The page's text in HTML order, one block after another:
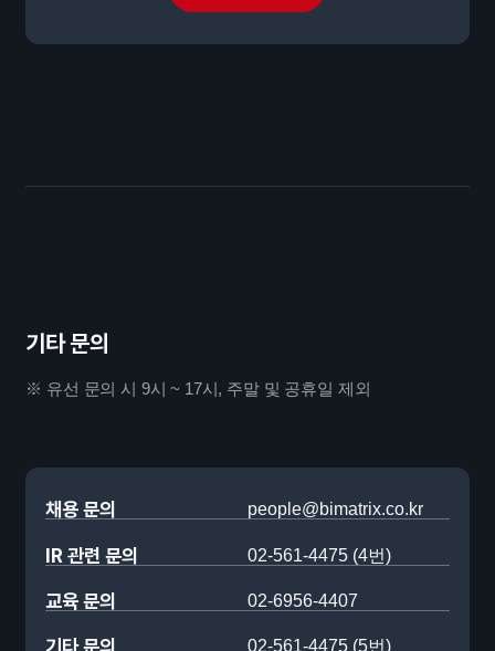
기타 문의
※ 유선 문의 시 9시 ~ 17시, 주말 및 공휴일 제외
채용 문의 people@bimatrix.co.kr
IR 관련 문의 02-561-4475 (4번)
교육 문의 02-6956-4407
02-561-4475 (5번)